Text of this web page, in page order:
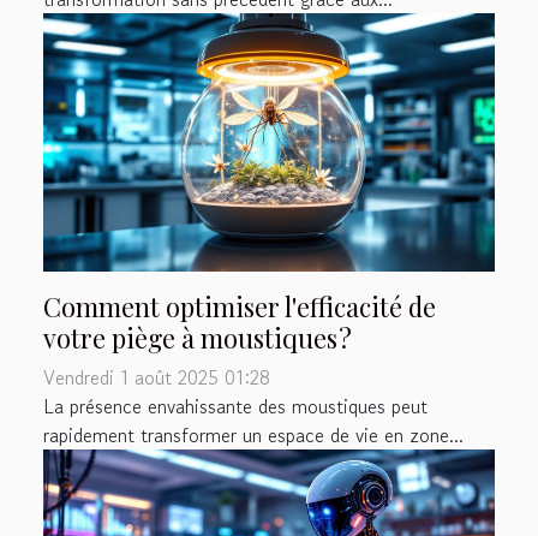
Comment optimiser l'efficacité de
votre piège à moustiques ?
Vendredi 1 août 2025 01:28
La présence envahissante des moustiques peut
rapidement transformer un espace de vie en zone...